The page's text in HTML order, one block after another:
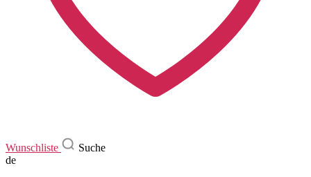
Wunschliste
Suche
de